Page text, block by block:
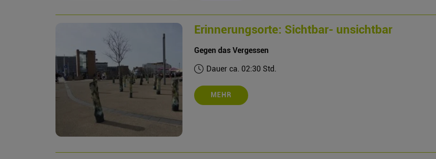
Erinnerungsorte: Sichtbar- unsichtbar
Gegen das Vergessen
Dauer ca. 02:30 Std.
MEHR